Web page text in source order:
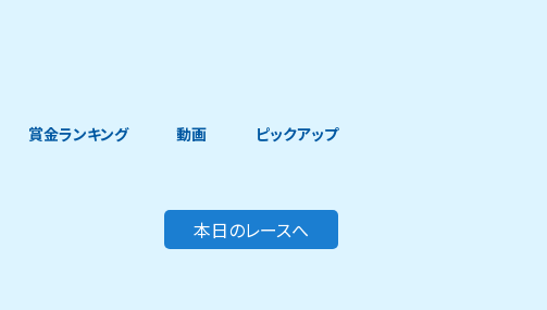
賞金ランキング 動画 ピックアップ
本日のレースへ